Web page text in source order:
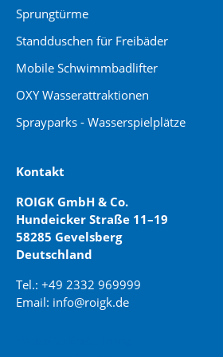
Sprungtürme
Standduschen für Freibäder
Mobile Schwimmbadlifter
OXY Wasserattraktionen
Sprayparks - Wasserspielplätze
Kontakt
ROIGK GmbH & Co.
Hundeicker Straße 11–19
58285 Gevelsberg
Deutschland
Tel.: +49 2332 969999
Email: info@roigk.de